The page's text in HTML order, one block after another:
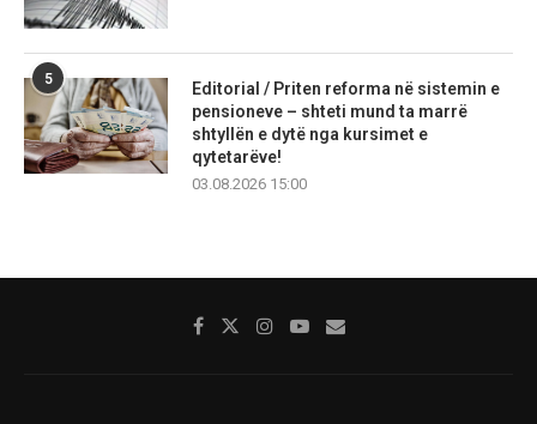
5
Editorial / Priten reforma në sistemin e
pensioneve – shteti mund ta marrë
shtyllën e dytë nga kursimet e
qytetarëve!
03.08.2026 15:00